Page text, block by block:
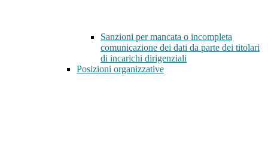
Sanzioni per mancata o incompleta
comunicazione dei dati da parte dei titolari
di incarichi dirigenziali
Posizioni organizzative